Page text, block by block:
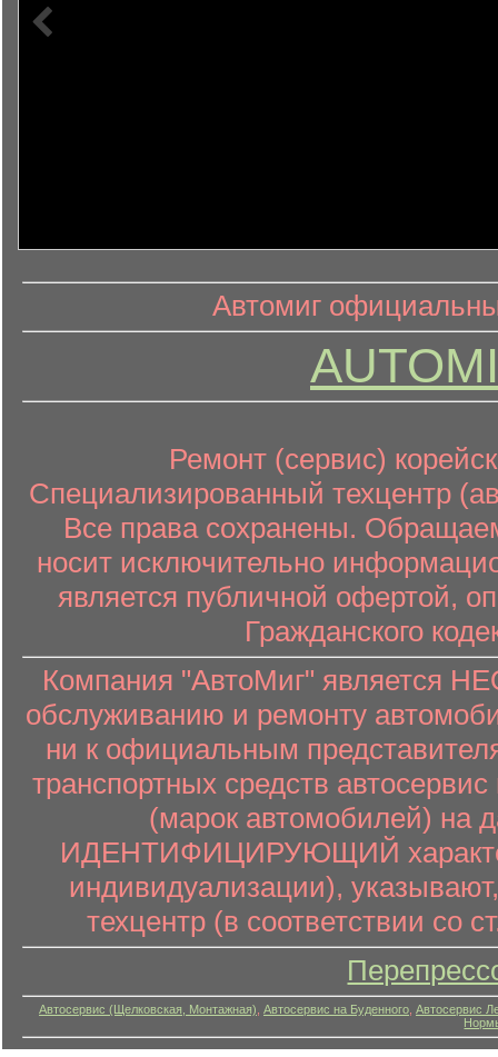
информационный контент
Автомиг
Ремонт (сервис)
Специализированный техцентр
Все права сохранены.
носит исключительно
является публичной офертой,
Гражданского
Компания "АвтоМиг" является
обслуживанию и ремонту
ни к официальным
транспортных средств
(марок автомобилей) на
ИДЕНТИФИЦИРУЮЩИЙ характер
индивидуализации),
техцентр (в соответствии со
Автосервис (Щелковская, Монтажная) Автосервис на Буденного Автосервис